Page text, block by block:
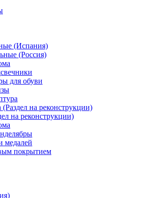
(Испания)
(Россия)
для обуви
на реконструкции)
на реконструкции)
медалей
покрытием